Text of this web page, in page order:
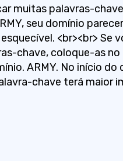
muitas palavras-
seu domínio
<br><br> Se
chave, coloque-as no
ARMY. No início do
chave terá maior